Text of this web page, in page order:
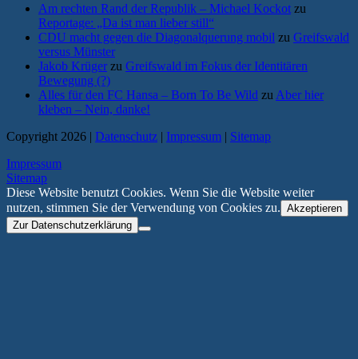
Am rechten Rand der Republik – Michael Kockot zu
Reportage: „Da ist man lieber still“
CDU macht gegen die Diagonalquerung mobil zu Greifswald
versus Münster
Jakob Krüger zu Greifswald im Fokus der Identitären
Bewegung (?)
Alles für den FC Hansa – Born To Be Wild zu Aber hier
kleben – Nein, danke!
Copyright 2026 | Datenschutz | Impressum | Sitemap
Impressum
Sitemap
Diese Website benutzt Cookies. Wenn Sie die Website weiter
nutzen, stimmen Sie der Verwendung von Cookies zu. Akzeptieren
Zur Datenschutzerklärung